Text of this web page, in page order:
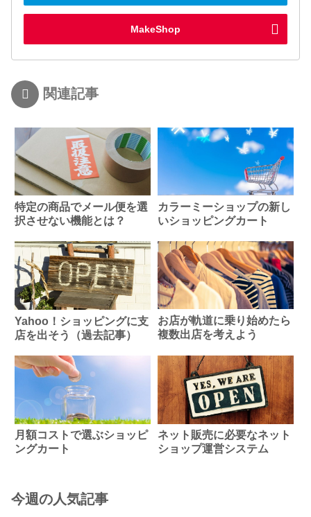
MakeShop
関連記事
特定の商品でメール便を選
択させない機能とは？
カラーミーショップの新し
いショッピングカート
Yahoo！ショッピングに支
店を出そう（過去記事）
お店が軌道に乗り始めたら
複数出店を考えよう
月額コストで選ぶショッピ
ングカート
ネット販売に必要なネット
ショップ運営システム
今週の人気記事